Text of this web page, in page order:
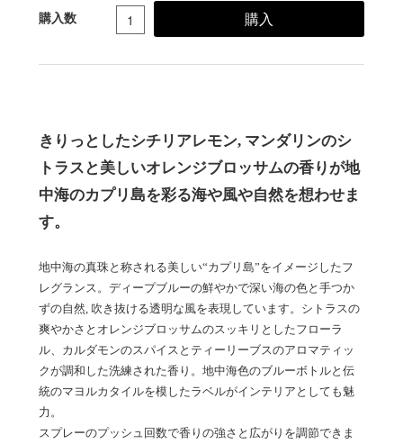
購入数 購入
きりっとしたシチリアレモン, マンダリンのシ
トラスと美しいオレンジブロッサムの香りが地
中海のカプリ島を彩る海や風や自然を想わせま
す。
地中海の真珠と称される美しい“カプリ島”をイメージしたフ
レグランス。ディープブルーの鮮やかで深い海の色と手つか
ずの自然, 吹き抜ける透明な風を表現しています。シトラスの
爽やかさとオレンジブロッサムのスッキリとしたフローラ
ル、カルダモンのスパイスとティーリーブスのアロマティッ
クが調和した洗練された香り。地中海色のブルーボトルと伝
統のマヨルカタイルを模したラベルがインテリアとしても魅
力。
スプレーのプッシュ回数で香りの強さと広がりを調節できま